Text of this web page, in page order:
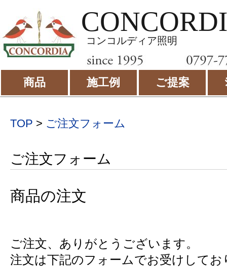
コンコルディア照明
商品 施工例 ご提案
TOP > ご注文フォーム
ご注文フォーム
商品の注文
ご注文、ありがとうございます。
注文は下記のフォームでお受けしてお